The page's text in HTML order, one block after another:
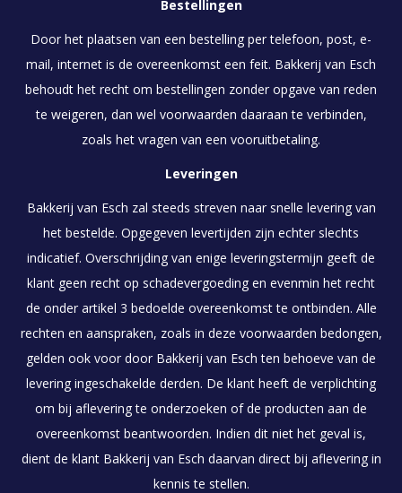
Bestellingen
Door het plaatsen van een bestelling per telefoon, post, e-
mail, internet is de overeenkomst een feit. Bakkerij van Esch
behoudt het recht om bestellingen zonder opgave van reden
te weigeren, dan wel voorwaarden daaraan te verbinden,
zoals het vragen van een vooruitbetaling.
Leveringen
Bakkerij van Esch zal steeds streven naar snelle levering van
het bestelde. Opgegeven levertijden zijn echter slechts
indicatief. Overschrijding van enige leveringstermijn geeft de
klant geen recht op schadevergoeding en evenmin het recht
de onder artikel 3 bedoelde overeenkomst te ontbinden. Alle
rechten en aanspraken, zoals in deze voorwaarden bedongen,
gelden ook voor door Bakkerij van Esch ten behoeve van de
levering ingeschakelde derden. De klant heeft de verplichting
om bij aflevering te onderzoeken of de producten aan de
overeenkomst beantwoorden. Indien dit niet het geval is,
dient de klant Bakkerij van Esch daarvan direct bij aflevering in
kennis te stellen.